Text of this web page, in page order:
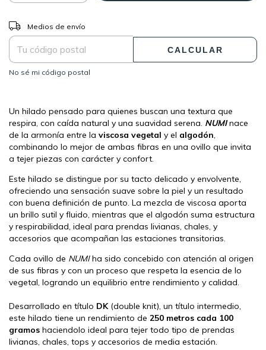
Entregas para el CP:
Medios de envío
CALCULAR
No sé mi código postal
Un hilado pensado para quienes buscan una textura que
respira, con caída natural y una suavidad serena. NUMI nace
de la armonía entre la viscosa vegetal y el algodón,
combinando lo mejor de ambas fibras en una ovillo que invita
a tejer piezas con carácter y confort.
Este hilado se distingue por su tacto delicado y envolvente,
ofreciendo una sensación suave sobre la piel y un resultado
con buena definición de punto. La mezcla de viscosa aporta
un brillo sutil y fluido, mientras que el algodón suma estructura
y respirabilidad, ideal para prendas livianas, chales, y
accesorios que acompañan las estaciones transitorias.
Cada ovillo de NUMIha sido concebido con atención al origen
de sus fibras y con un proceso que respeta la esencia de lo
vegetal, logrando un equilibrio entre rendimiento y calidad.
Desarrollado en título DK (double knit), un título intermedio,
este hilado tiene un rendimiento de 250 metros cada 100
gramos haciendolo ideal para tejer todo tipo de prendas
livianas, chales, tops y accesorios de media estación.